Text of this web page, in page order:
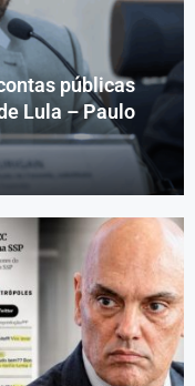
públicas
Lula – Paulo